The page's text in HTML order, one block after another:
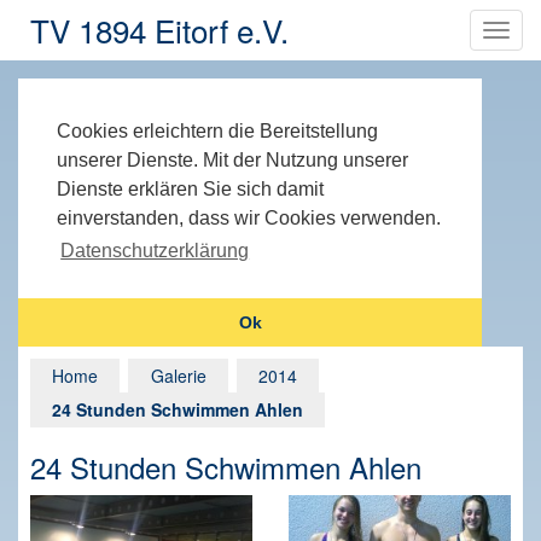
TV 1894 Eitorf e.V.
Cookies erleichtern die Bereitstellung
unserer Dienste. Mit der Nutzung unserer
Dienste erklären Sie sich damit
einverstanden, dass wir Cookies verwenden.
Datenschutzerklärung
Ok
Home Galerie
2014
24 Stunden Schwimmen Ahlen
24 Stunden Schwimmen Ahlen